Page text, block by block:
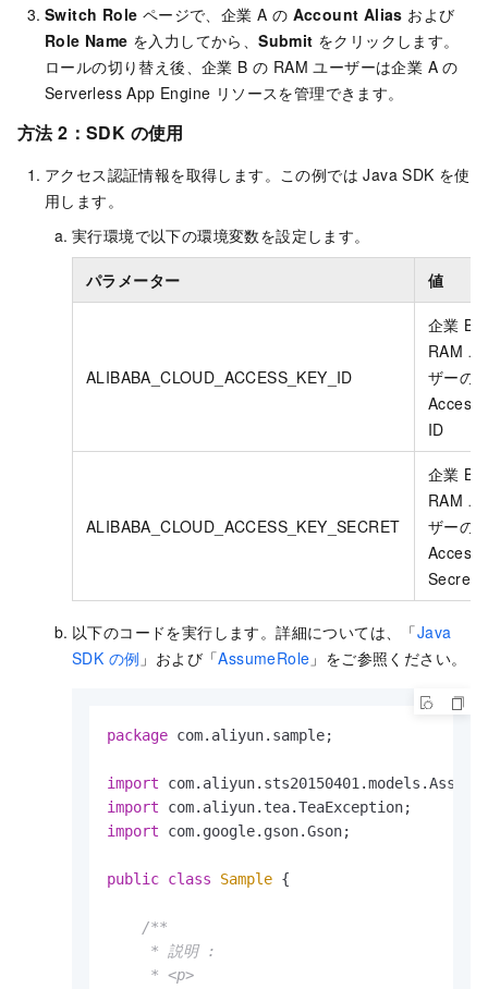
Switch Role ページで、企業 A の Account Alias および
Role Name を入力してから、Submit をクリックします。
ロールの切り替え後、企業 B の RAM ユーザーは企業 A の
Serverless App Engine リソースを管理できます。
方法 2：SDK の使用
アクセス認証情報を取得します。この例では Java SDK を使
用します。
実行環境で以下の環境変数を設定します。
パラメーター 値
ALIBABA_CLOUD_ACCESS_KEY_ID
企業 B
RAM ユ
ザーの
ID
ALIBABA_CLOUD_ACCESS_KEY_SECRET
企業 B
RAM ユ
ザーの
Secret
以下のコードを実行します。詳細については、「Java
SDK の例 」および「AssumeRole 」をご参照ください。
package com.aliyun.sample;
import
import
import com.google.gson.Gson;
public class Sample {
/**
     * 説明 :
     * <p>